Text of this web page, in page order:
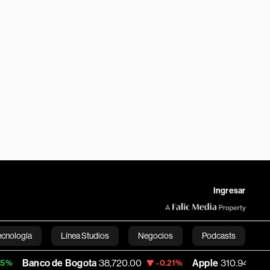
Ingresar
Línea Studios Negocios Podcasts
English
Bogota 38,720.00 -0.21% Apple 310.94 +0.55%